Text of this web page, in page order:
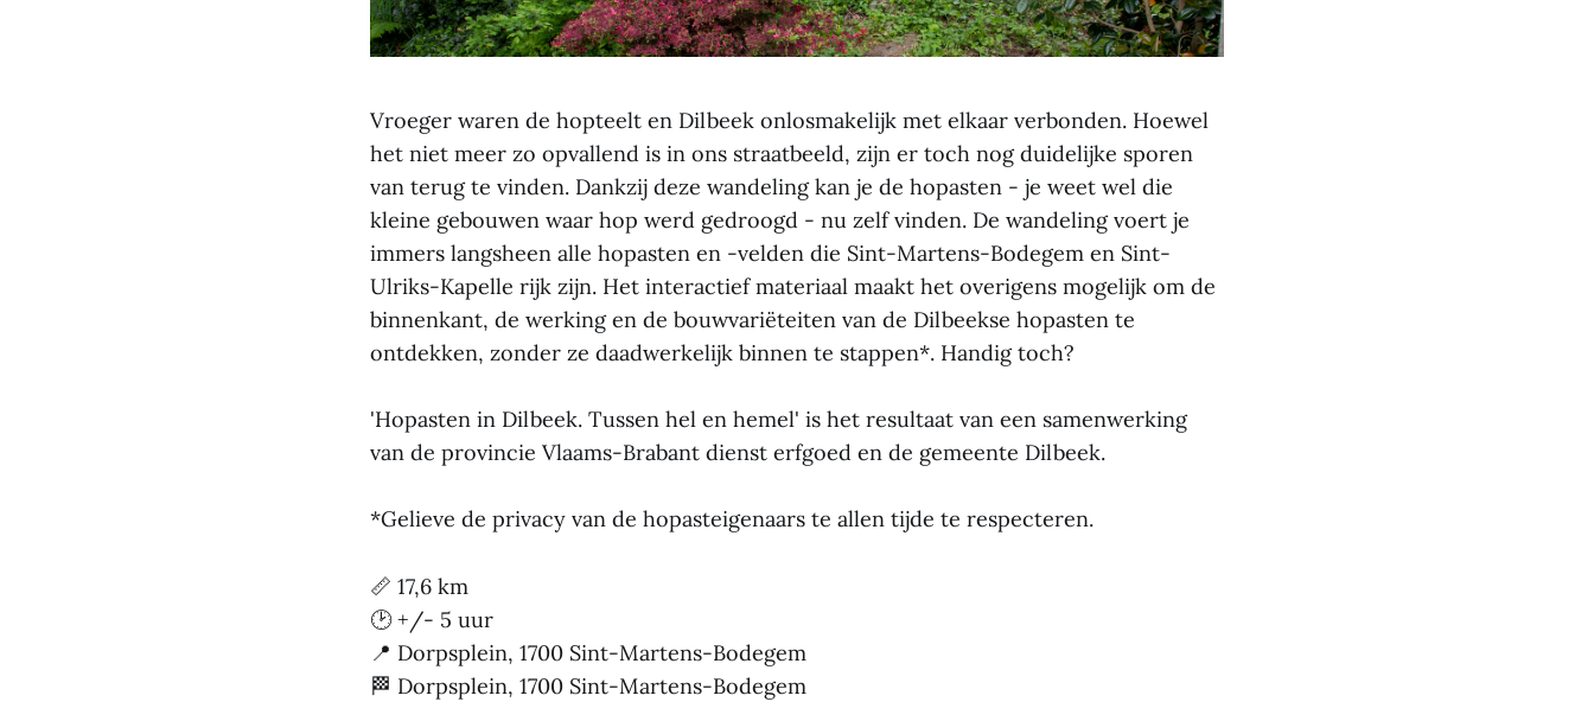
Vroeger waren de hopteelt en Dilbeek onlosmakelijk met elkaar verbonden. Hoewel
het niet meer zo opvallend is in ons straatbeeld, zijn er toch nog duidelijke sporen
van terug te vinden. Dankzij deze wandeling kan je de hopasten - je weet wel die
kleine gebouwen waar hop werd gedroogd - nu zelf vinden. De wandeling voert je
immers langsheen alle hopasten en -velden die Sint-Martens-Bodegem en Sint-
Ulriks-Kapelle rijk zijn. Het interactief materiaal maakt het overigens mogelijk om de
binnenkant, de werking en de bouwvariëteiten van de Dilbeekse hopasten te
ontdekken, zonder ze daadwerkelijk binnen te stappen*. Handig toch?
'Hopasten in Dilbeek. Tussen hel en hemel' is het resultaat van een samenwerking
van de provincie Vlaams-Brabant dienst erfgoed en de gemeente Dilbeek.
*Gelieve de privacy van de hopasteigenaars te allen tijde te respecteren.
📏 17,6 km
🕑 +/- 5 uur
📍 Dorpsplein, 1700 Sint-Martens-Bodegem
🏁 Dorpsplein, 1700 Sint-Martens-Bodegem